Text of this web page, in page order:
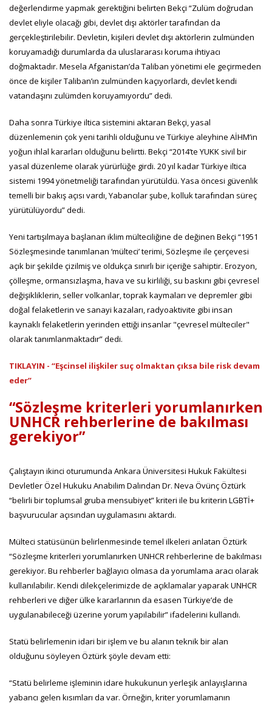
değerlendirme yapmak gerektiğini belirten Bekçi “Zulüm doğrudan
devlet eliyle olacağı gibi, devlet dışı aktörler tarafından da
gerçekleştirilebilir. Devletin, kişileri devlet dışı aktörlerin zulmünden
koruyamadığı durumlarda da uluslararası koruma ihtiyacı
doğmaktadır. Mesela Afganistan’da Taliban yönetimi ele geçirmeden
önce de kişiler Taliban’ın zulmünden kaçıyorlardı, devlet kendi
vatandaşını zulümden koruyamıyordu” dedi.
Daha sonra Türkiye iltica sistemini aktaran Bekçi, yasal
düzenlemenin çok yeni tarihli olduğunu ve Türkiye aleyhine AİHM’in
yoğun ihlal kararları olduğunu belirtti. Bekçi “2014’te YUKK sivil bir
yasal düzenleme olarak yürürlüğe girdi. 20 yıl kadar Türkiye iltica
sistemi 1994 yönetmeliği tarafından yürütüldü. Yasa öncesi güvenlik
temelli bir bakış açısı vardı, Yabancılar şube, kolluk tarafından süreç
yürütülüyordu” dedi.
Yeni tartışılmaya başlanan iklim mülteciliğine de değinen Bekçi “1951
Sözleşmesinde tanımlanan ‘mülteci’ terimi, Sözleşme ile çerçevesi
açık bir şekilde çizilmiş ve oldukça sınırlı bir içeriğe sahiptir. Erozyon,
çölleşme, ormansızlaşma, hava ve su kirliliği, su baskını gibi çevresel
değişikliklerin, seller volkanlar, toprak kaymaları ve depremler gibi
doğal felaketlerin ve sanayi kazaları, radyoaktivite gibi insan
kaynaklı felaketlerin yerinden ettiği insanlar "çevresel mülteciler"
olarak tanımlanmaktadır” dedi.
TIKLAYIN - “Eşcinsel ilişkiler suç olmaktan çıksa bile risk devam
eder”
“Sözleşme kriterleri yorumlanırken
UNHCR rehberlerine de bakılması
gerekiyor”
Çalıştayın ikinci oturumunda Ankara Üniversitesi Hukuk Fakültesi
Devletler Özel Hukuku Anabilim Dalından Dr. Neva Övünç Öztürk
“belirli bir toplumsal gruba mensubiyet” kriteri ile bu kriterin LGBTİ+
başvurucular açısından uygulamasını aktardı.
Mülteci statüsünün belirlenmesinde temel ilkeleri anlatan Öztürk
“Sözleşme kriterleri yorumlanırken UNHCR rehberlerine de bakılması
gerekiyor. Bu rehberler bağlayıcı olmasa da yorumlama aracı olarak
kullanılabilir. Kendi dilekçelerimizde de açıklamalar yaparak UNHCR
rehberleri ve diğer ülke kararlarının da esasen Türkiye’de de
uygulanabileceği üzerine yorum yapılabilir” ifadelerini kullandı.
Statü belirlemenin idari bir işlem ve bu alanın teknik bir alan
olduğunu söyleyen Öztürk şöyle devam etti:
“Statü belirleme işleminin idare hukukunun yerleşik anlayışlarına
yabancı gelen kısımları da var. Örneğin, kriter yorumlamanın